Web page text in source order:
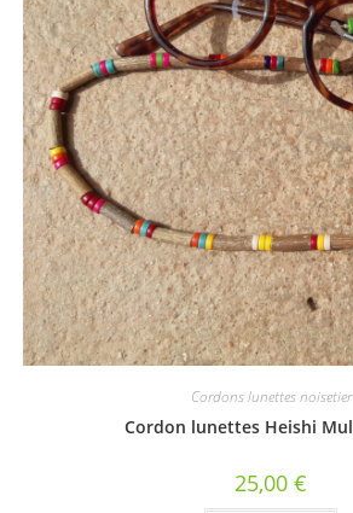
Cordons lunettes noisetier
Cordon lunettes Heishi
25,00 €